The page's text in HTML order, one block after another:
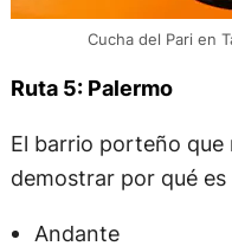
Cucha del Pari en
Ruta 5: Palermo
El barrio porteño que
demostrar por qué
Andante